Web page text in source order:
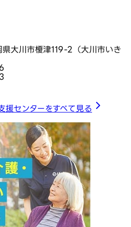
大川市榎津119-2（大川市いき
援センターをすべて見る